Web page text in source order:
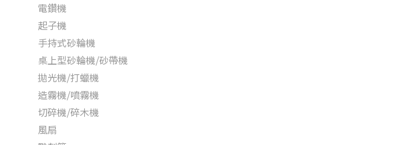
電鑽機
起子機
手持式砂輪機
桌上型砂輪機/砂帶機
拋光機/打蠟機
造霧機/噴霧機
切碎機/碎木機
風扇